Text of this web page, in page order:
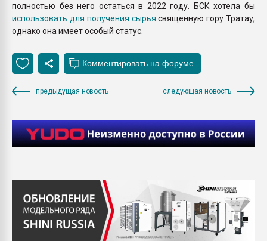
полностью без него остаться в 2022 году. БСК хотела бы
использовать для получения сырья священную гору Тратау,
однако она имеет особый статус.
предыдущая новость следующая новость